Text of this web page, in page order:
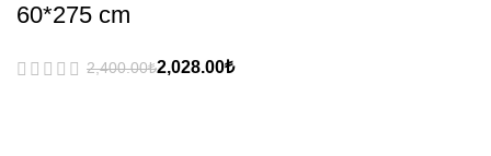
60*275 cm
₺ ₺